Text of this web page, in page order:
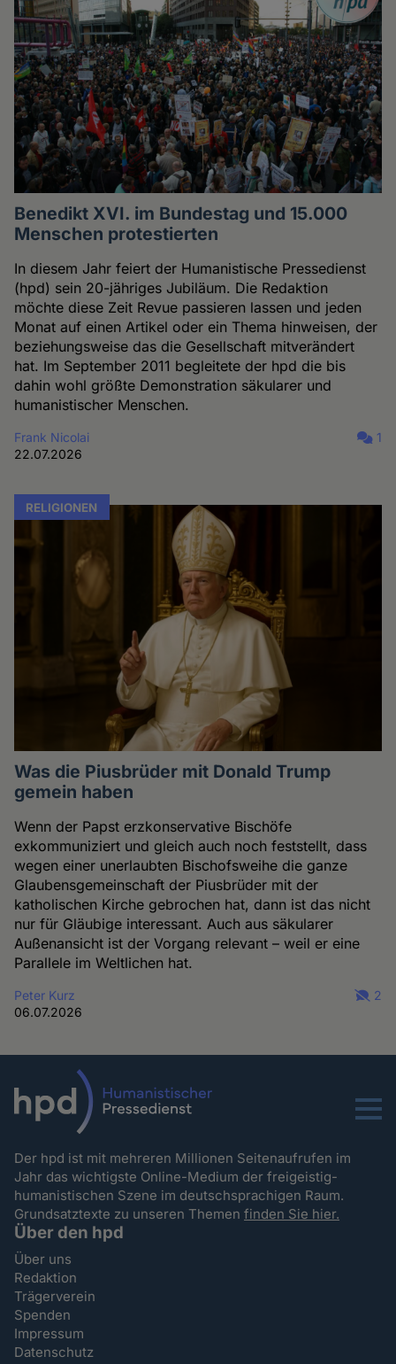
Benedikt XVI. im Bundestag und 15.000
Menschen protestierten
In diesem Jahr feiert der Humanistische Pressedienst
(hpd) sein 20-jähriges Jubiläum. Die Redaktion
möchte diese Zeit Revue passieren lassen und jeden
Monat auf einen Artikel oder ein Thema hinweisen, der
beziehungsweise das die Gesellschaft mitverändert
hat. Im September 2011 begleitete der hpd die bis
dahin wohl größte Demonstration säkularer und
humanistischer Menschen.
Frank Nicolai
22.07.2026
1
RELIGIONEN
Was die Piusbrüder mit Donald Trump
gemein haben
Wenn der Papst erzkonservative Bischöfe
exkommuniziert und gleich auch noch feststellt, dass
wegen einer unerlaubten Bischofsweihe die ganze
Glaubensgemeinschaft der Piusbrüder mit der
katholischen Kirche gebrochen hat, dann ist das nicht
nur für Gläubige interessant. Auch aus säkularer
Außenansicht ist der Vorgang relevant – weil er eine
Parallele im Weltlichen hat.
Peter Kurz
06.07.2026
2
Menu
Der hpd ist mit mehreren Millionen Seitenaufrufen im
Jahr das wichtigste Online-Medium der freigeistig-
humanistischen Szene im deutschsprachigen Raum.
Grundsatztexte zu unseren Themenfinden Sie hier.
Über den hpd
Über uns
Redaktion
Trägerverein
Spenden
Impressum
Datenschutz